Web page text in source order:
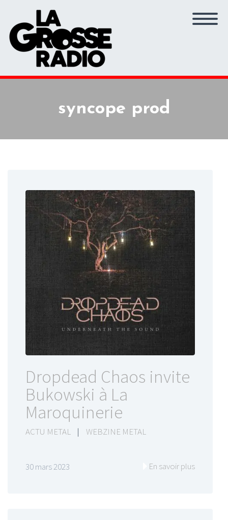
syncope prod
Dropdead Chaos invite
Bukowski à La
Maroquinerie
ACTU METAL | WEBZINE METAL
30 mars 2023 En savoir plus